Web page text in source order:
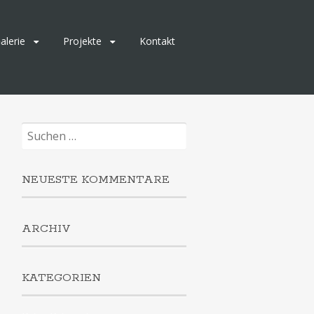
Projekte Kontakt
Suchen
nach:
NEUESTE KOMMENTARE
ARCHIV
KATEGORIEN